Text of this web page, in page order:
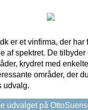
er et vinfirma, der har
af spektret. De tilbyder
krydret med
områder, der
udvalg.
udvalget på